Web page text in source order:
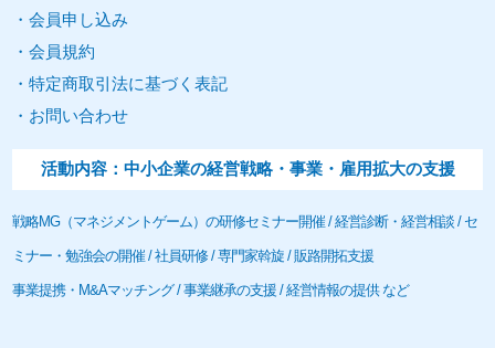
会員申し込み
会員規約
特定商取引法に基づく表記
お問い合わせ
活動内容：中小企業の経営戦略・事業・雇用拡大の支援
戦略MG（マネジメントゲーム）の研修セミナー開催 / 経営診断・経営相談 / セ
ミナー ・勉強会の開催 / 社員研修 /専門家斡旋 / 販路開拓支援
事業提携・M&Aマッチング / 事業継承の支援 / 経営情報の提供 など